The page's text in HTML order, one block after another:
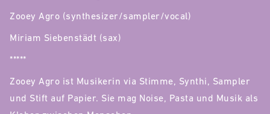
Zooey Agro (synthesizer/sampler/vocal)
Miriam Siebenstädt (sax)
*****
Zooey Agro ist Musikerin via Stimme, Synthi, Sampler
und Stift auf Papier. Sie mag Noise, Pasta und Musik als